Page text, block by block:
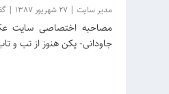
مدیر سایت |27 شهریور 1387 |
جاودانی- پکن هنوز از تب و